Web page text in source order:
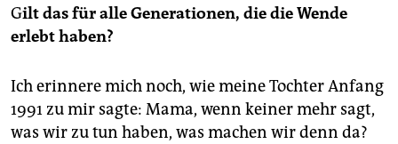
Gilt das für alle Generationen, die die Wende
erlebt haben?
Ich erinnere mich noch, wie meine Tochter Anfang
1991 zu mir sagte: Mama, wenn keiner mehr sagt,
was wir zu tun haben, was machen wir denn da?